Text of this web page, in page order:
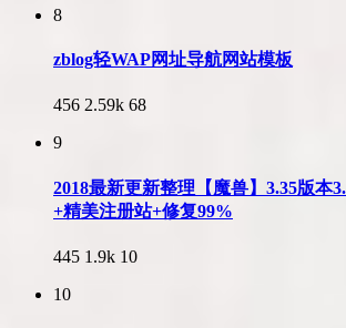
8
zblog轻WAP网址导航网站模板
456 2.59k 68
9
2018最新更新整理【魔兽】3.35版本
+精美注册站+修复99%
445 1.9k 10
10